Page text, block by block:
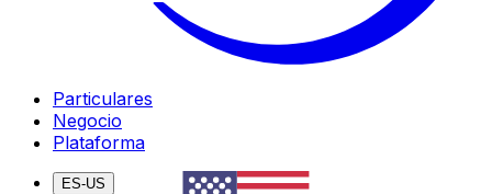
Particulares
Negocio
Plataforma
ES-US